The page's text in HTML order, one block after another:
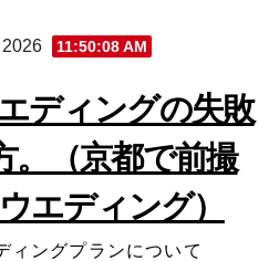
2026 11:50:09 AM
ディングの失敗
。（京都で前撮
エディング）
ィングプランについて